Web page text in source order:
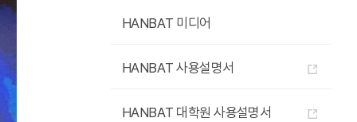
HANBAT 미디어
HANBAT 사용설명서
HANBAT 대학원 사용설명서